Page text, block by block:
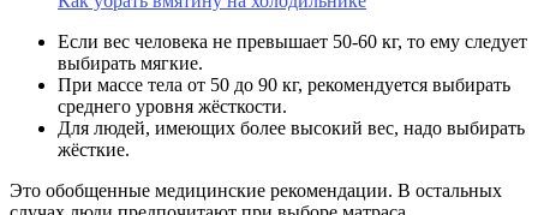
Если вес человека не превышает 50-60 кг, то ему следует
выбирать мягкие.
При массе тела от 50 до 90 кг, рекомендуется выбирать
среднего уровня жёсткости.
Для людей, имеющих более высокий вес, надо выбирать
жёсткие.
Это обобщенные медицинские рекомендации. В остальных